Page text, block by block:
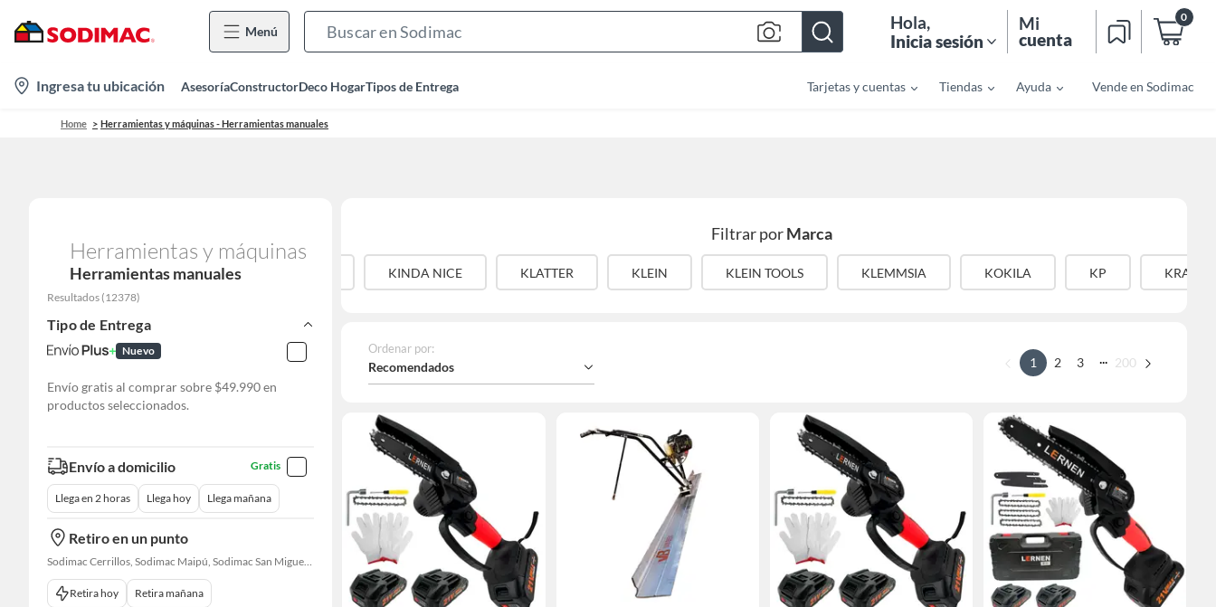
Menú
Bar
Hola,
Inicia sesión
Mi
cuenta
0
location-
icon
Ingresa tu ubicación AsesoríaConstructorDeco HogarTipos de Entrega Tarjetas y cuentas Tiendas Ayuda Vende en Sodimac
Home Herramientas y máquinas - Herramientas manuales
Herramientas y máquinas
Herramientas manuales
Resultados (12378)
Tipo de Entrega
Nuevo
Envío gratis al comprar sobre $49.990 en
productos seleccionados.
Envío a domicilio Gratis
Llega en 2 horas Llega hoy Llega mañana
Retiro en un punto
Sodimac Cerrillos, Sodimac Maipú, Sodimac San Miguel, Sodimac El Bosque, Sodimac San Bernardo, Constructor Cantagallo, Sodimac Talagante, Sodimac San Fernando
Retira hoy Retira mañana
Filtrar porMarca
KARSON KEEP KINDA NICE KLATTER KLEIN KLEIN TOOLS KLEMMSIA KOKILA KP
Ordenar por:
Recomendados 1 2 3 ... 200